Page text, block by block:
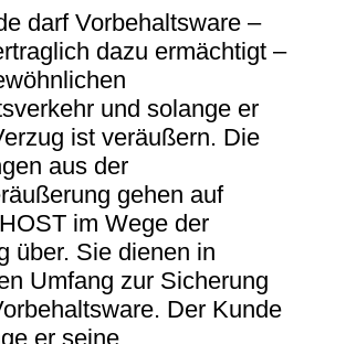
darf Vorbehaltsware –
dazu ermächtigt –
und solange er
ist veräußern. Die
aus der
gehen auf
im Wege der
über. Sie dienen in
Umfang zur Sicherung
Der Kunde
er seine